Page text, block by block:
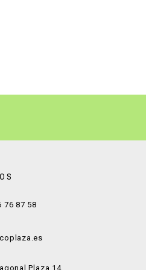
76 87 58
Plaza 14,